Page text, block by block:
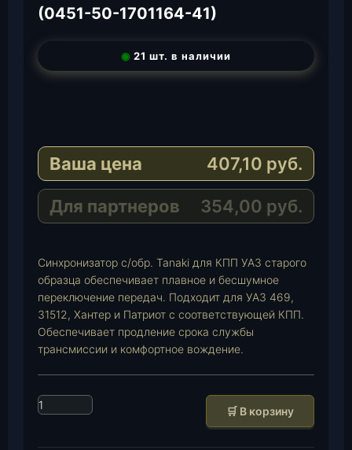
(0451-50-1701164-41)
◉ 21 шт. в наличии
e
r
a
m
a
s
A
p
a
i
l
Ваша цена 407,10 руб.
Для партнеров 354,00 руб.
Синхронизатор с/обр. Tanaki для КПП УАЗ старого
образца обеспечивает плавное и бесшумное
переключение передач. Подходит для УАЗ 469,
31512, Хантер и Патриот с соответствующей КПП.
Обеспечивает продление срока службы
трансмиссии и комфортное вождение.
К
🛒 В корзину